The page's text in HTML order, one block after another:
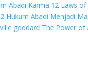
12 Laws of
The Power of